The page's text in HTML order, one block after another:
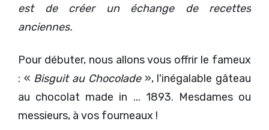
est de créer un échange de recettes
anciennes.
Pour débuter, nous allons vous offrir le fameux
: « Bisguit au Chocolade», l'inégalable gâteau
au chocolat made in ... 1893. Mesdames ou
messieurs, à vos fourneaux !